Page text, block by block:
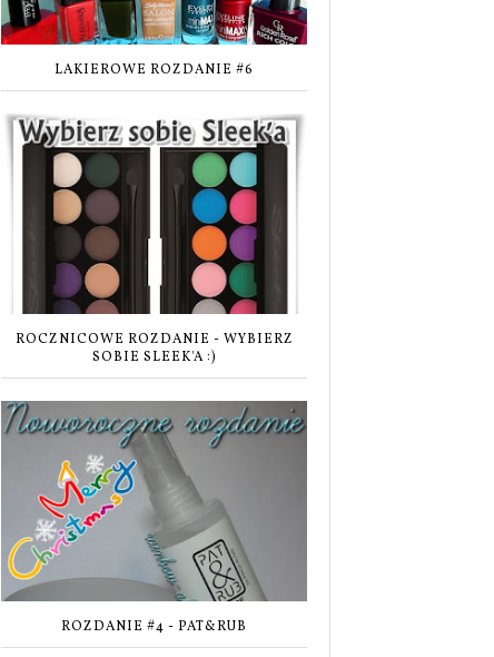
LAKIEROWE ROZDANIE #6
ROCZNICOWE ROZDANIE - WYBIERZ
SOBIE SLEEK'A :)
ROZDANIE #4 - PAT&RUB